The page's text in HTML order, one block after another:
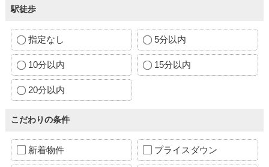
駅徒歩
指定なし 5分以内
10分以内 15分以内
20分以内
こだわりの条件
新着物件 プライスダウン